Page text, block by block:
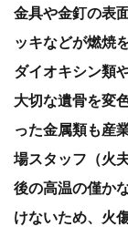
金具や金釘の表
ッキなどが燃焼
ダイオキシン類
大切な遺骨を変
った金属類も産
場スタッフ（火
後の高温の僅か
けないため、火